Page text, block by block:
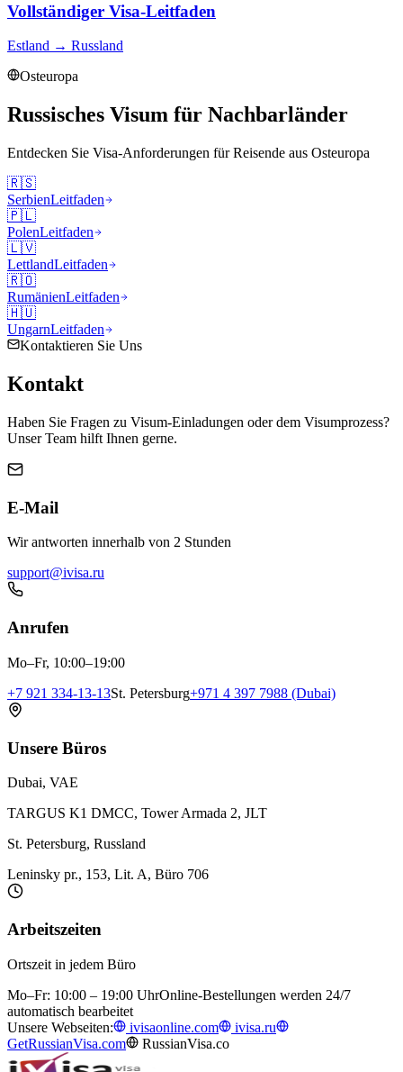
Vollständiger Visa-Leitfaden
Estland → Russland
Osteuropa
Russisches Visum für Nachbarländer
Entdecken Sie Visa-Anforderungen für Reisende aus Osteuropa
🇷🇸
SerbienLeitfaden
🇵🇱
PolenLeitfaden
🇱🇻
LettlandLeitfaden
🇷🇴
RumänienLeitfaden
🇭🇺
UngarnLeitfaden
Kontaktieren Sie Uns
Kontakt
Haben Sie Fragen zu Visum-Einladungen oder dem Visumprozess?
Unser Team hilft Ihnen gerne.
E-Mail
Wir antworten innerhalb von 2 Stunden
support@ivisa.ru
Anrufen
Mo–Fr, 10:00–19:00
+7 921 334-13-13St. Petersburg+971 4 397 7988 (Dubai)
Unsere Büros
Dubai, VAE
TARGUS K1 DMCC, Tower Armada 2, JLT
St. Petersburg, Russland
Leninsky pr., 153, Lit. A, Büro 706
Arbeitszeiten
Ortszeit in jedem Büro
Mo–Fr: 10:00 – 19:00 UhrOnline-Bestellungen werden 24/7
automatisch bearbeitet
Unsere Webseiten:
ivisaonline.com
ivisa.ru
GetRussianVisa.com
RussianVisa.co